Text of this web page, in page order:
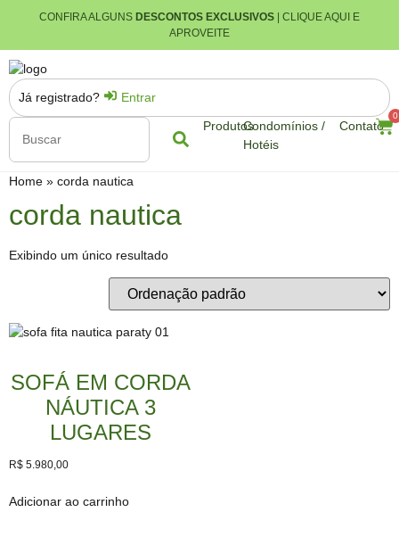
CONFIRA ALGUNS DESCONTOS EXCLUSIVOS | CLIQUE AQUI E
APROVEITE
ProdutosCondomínios /
Hotéis
Contato
0
Já registrado? Entrar
Home » corda nautica
corda nautica
Exibindo um único resultado
SOFÁ EM CORDA
NÁUTICA 3
LUGARES
R$ 5.980,00
Adicionar ao carrinho